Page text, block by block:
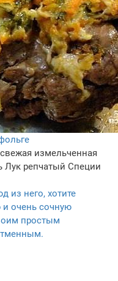
измельченная
Лук репчатый Специи
из него, хотите
и очень сочную
простым